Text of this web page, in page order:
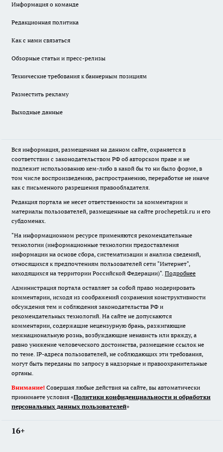
Информация о команде
Редакционная политика
Как с нами связаться
Обзорные статьи и пресс-релизы
Технические требования к баннерным позициям
Разместить рекламу
Выходные данные
Вся информация, размещенная на данном сайте, охраняется в
соответствии с законодательством РФ об авторском праве и не
подлежит использованию кем-либо в какой бы то ни было форме, в
том числе воспроизведению, распространению, переработке не иначе
как с письменного разрешения правообладателя.
Редакция портала не несет ответственности за комментарии и
материалы пользователей, размещенные на сайте prochepetsk.ru и его
субдоменах.
"На информационном ресурсе применяются рекомендательные
технологии (информационные технологии предоставления
информации на основе сбора, систематизации и анализа сведений,
относящихся к предпочтениям пользователей сети "Интернет",
находящихся на территории Российской Федерации)". Подробнее
Администрация портала оставляет за собой право модерировать
комментарии, исходя из соображений сохранения конструктивности
обсуждения тем и соблюдения законодательства РФ и
рекомендательных технологий. На сайте не допускаются
комментарии, содержащие нецензурную брань, разжигающие
межнациональную рознь, возбуждающие ненависть или вражду, а
равно унижение человеческого достоинства, размещение ссылок не
по теме. IP-адреса пользователей, не соблюдающих эти требования,
могут быть переданы по запросу в надзорные и правоохранительные
органы.
Внимание! Совершая любые действия на сайте, вы автоматически
принимаете условия «Политики конфиденциальности и обработки
персональных данных пользователей»
16+